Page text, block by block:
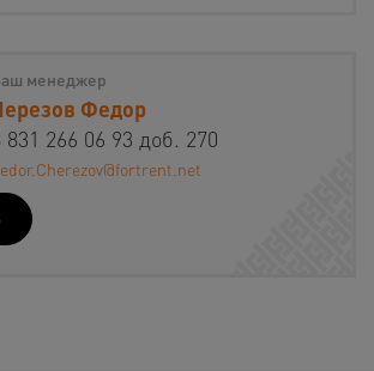
менеджер
Федор
831 266 06 93 доб. 270